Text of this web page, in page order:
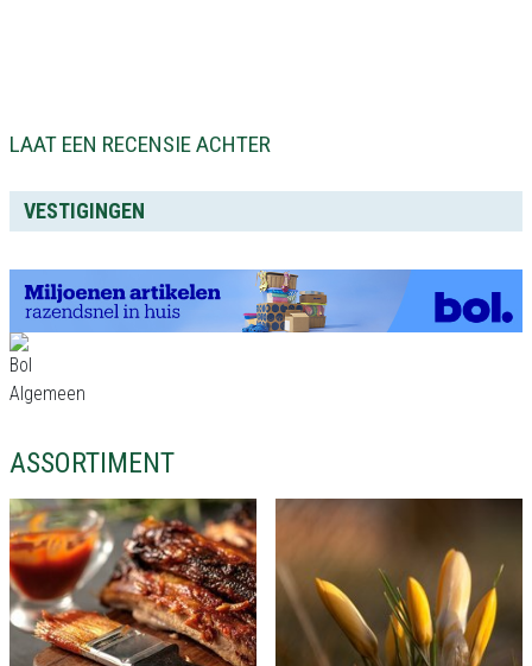
LAAT EEN RECENSIE ACHTER
VESTIGINGEN
ASSORTIMENT